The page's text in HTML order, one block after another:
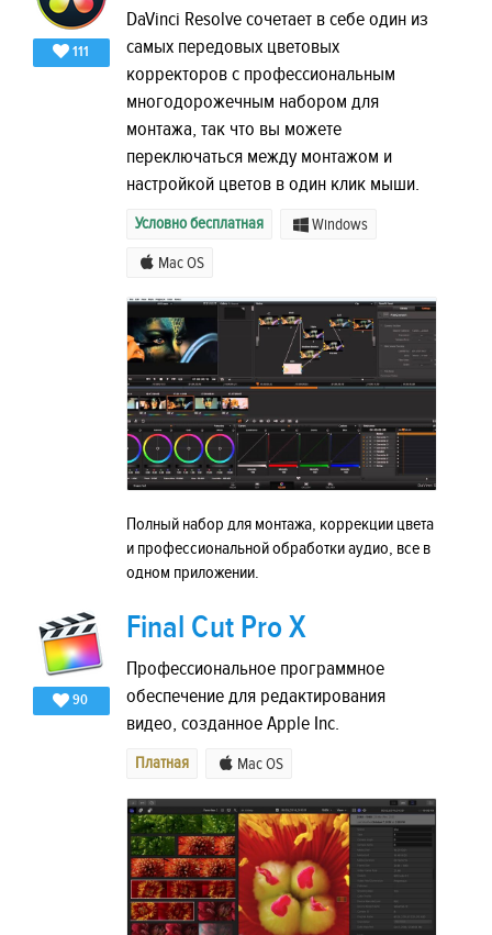
111
DaVinci Resolve сочетает в себе один из
самых передовых цветовых
корректоров с профессиональным
многодорожечным набором для
монтажа, так что вы можете
переключаться между монтажом и
настройкой цветов в один клик мыши.
Условно бесплатная Windows
Mac OS
Полный набор для монтажа, коррекции цвета
и профессиональной обработки аудио, все в
одном приложении.
90
Final Cut Pro X
Профессиональное программное
обеспечение для редактирования
видео, созданное Apple Inc.
Платная Mac OS